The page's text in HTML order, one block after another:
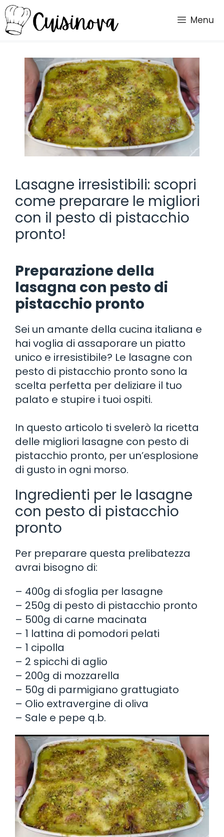
Vai
al
contenuto
Menu
Lasagne irresistibili: scopri
come preparare le migliori
con il pesto di pistacchio
pronto!
Preparazione della
lasagna con pesto di
pistacchio pronto
Sei un amante della cucina italiana e
hai voglia di assaporare un piatto
unico e irresistibile? Le lasagne con
pesto di pistacchio pronto sono la
scelta perfetta per deliziare il tuo
palato e stupire i tuoi ospiti.
In questo articolo ti svelerò la ricetta
delle migliori lasagne con pesto di
pistacchio pronto, per un’esplosione
di gusto in ogni morso.
Ingredienti per le lasagne
con pesto di pistacchio
pronto
Per preparare questa prelibatezza
avrai bisogno di:
– 400g di sfoglia per lasagne
– 250g di pesto di pistacchio pronto
– 500g di carne macinata
– 1 lattina di pomodori pelati
– 1 cipolla
– 2 spicchi di aglio
– 200g di mozzarella
– 50g di parmigiano grattugiato
– Olio extravergine di oliva
– Sale e pepe q.b.